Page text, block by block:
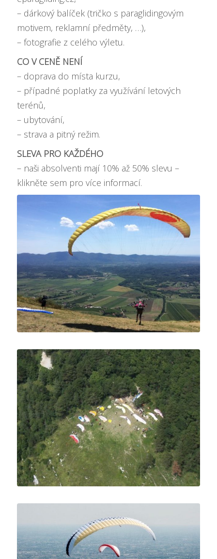
– dárkový balíček (tričko s paraglidingovým
motivem, reklamní předměty, …),
– fotografie z celého výletu.
CO V CENĚ NENÍ
– doprava do místa kurzu,
– případné poplatky za využívání letových
terénů,
– ubytování,
– strava a pitný režim.
SLEVA PRO KAŽDÉHO
– naši absolventi mají 10% až 50% slevu –
klikněte sem pro více informací.